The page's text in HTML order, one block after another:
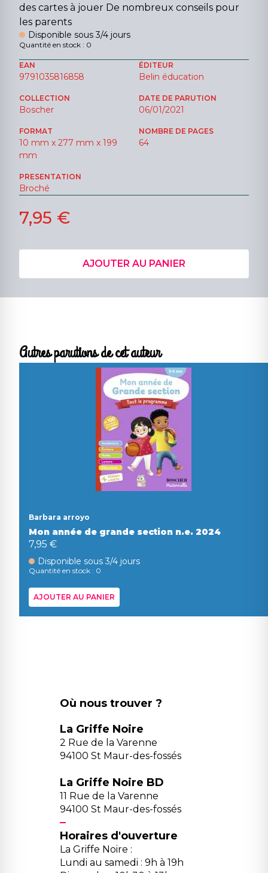
des cartes à jouer De nombreux conseils pour
les parents
Disponible sous 3/4 jours
Quantité en stock : 0
EAN
9791035816858
ÉDITEUR
Belin éducation
COLLECTION
Boscher
DATE DE PARUTION
06/01/2021
FORMAT
10 mm x 277 mm x 199
mm
NOMBRE DE PAGES
64
PRESENTATION
Broché
7,95 €
AJOUTER AU PANIER
Autres parutions de cet auteur
Barbara arroyo
Mon année de grande section n.e. 2024
7,95 €
Disponible sous 3/4 jours
Quantité en stock : 0
AJOUTER AU PANIER
Où nous trouver ?
La Griffe Noire
2 Rue de la Varenne
94100 St Maur-des-fossés
La Griffe Noire BD
11 Rue de la Varenne
94100 St Maur-des-fossés
Horaires d'ouverture
La Griffe Noire :
Lundi au samedi : 9h à 19h